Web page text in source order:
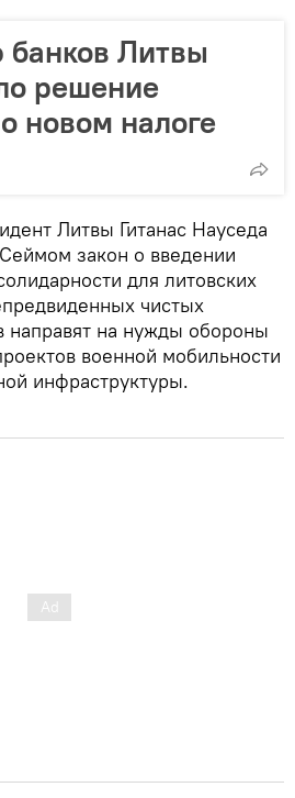
Литвы
решение
новом налоге
Литвы Гитанас Науседа
закон о введении
для литовских
чистых
направят на нужды обороны
военной мобильности
инфраструктуры.